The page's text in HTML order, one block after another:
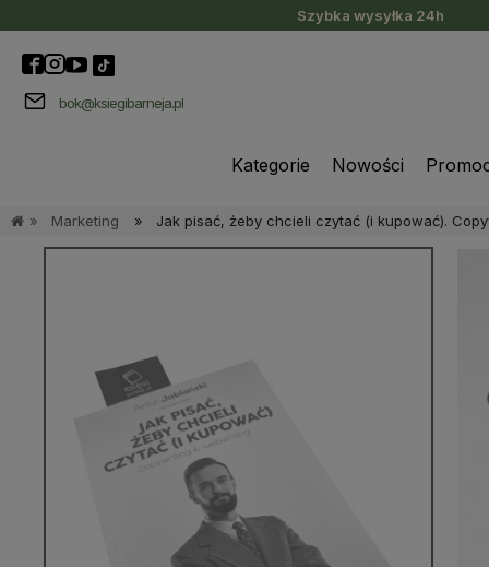
Szybka wysyłka 24h
bok@ksiegibarneja.pl
Kategorie Nowości
» Marketing » Jak pisać, żeby chcieli czytać (i kupować).